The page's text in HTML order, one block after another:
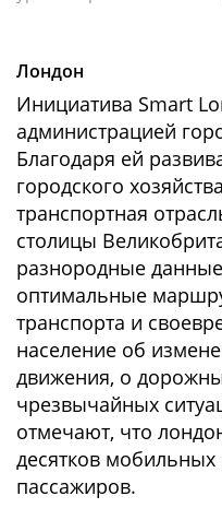
Лондон
Инициатива Smart
администрацией
Благодаря ей
городского
транспортная
столицы
разнородные
оптимальные
транспорта и
население об
движения, о
чрезвычайных
отмечают, что
десятков мобильных
пассажиров.